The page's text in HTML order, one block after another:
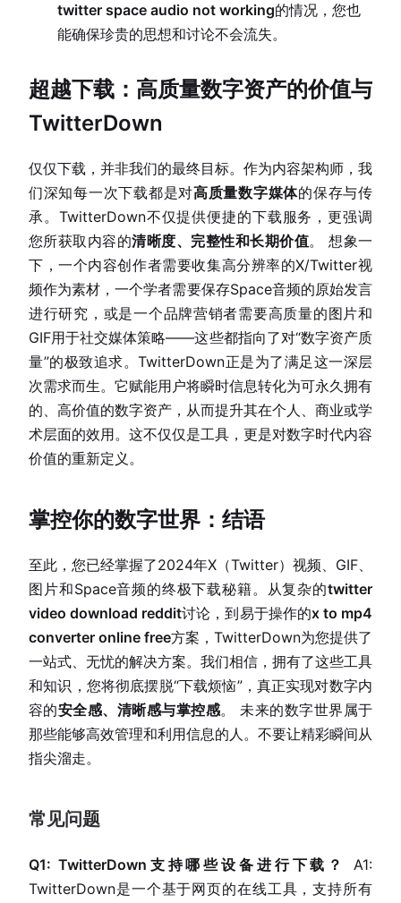
twitter space audio not working的情况，您也
能确保珍贵的思想和讨论不会流失。
超越下载：高质量数字资产的价值与
TwitterDown
仅仅下载，并非我们的最终目标。作为内容架构师，我
们深知每一次下载都是对高质量数字媒体的保存与传
承。TwitterDown不仅提供便捷的下载服务，更强调
您所获取内容的清晰度、完整性和长期价值。 想象一
下，一个内容创作者需要收集高分辨率的X/Twitter视
频作为素材，一个学者需要保存Space音频的原始发言
进行研究，或是一个品牌营销者需要高质量的图片和
GIF用于社交媒体策略——这些都指向了对“数字资产质
量”的极致追求。TwitterDown正是为了满足这一深层
次需求而生。它赋能用户将瞬时信息转化为可永久拥有
的、高价值的数字资产，从而提升其在个人、商业或学
术层面的效用。这不仅仅是工具，更是对数字时代内容
价值的重新定义。
掌控你的数字世界：结语
至此，您已经掌握了2024年X（Twitter）视频、GIF、
图片和Space音频的终极下载秘籍。从复杂的twitter
video download reddit讨论，到易于操作的x to mp4
converter online free方案，TwitterDown为您提供了
一站式、无忧的解决方案。我们相信，拥有了这些工具
和知识，您将彻底摆脱“下载烦恼”，真正实现对数字内
容的安全感、清晰感与掌控感。 未来的数字世界属于
那些能够高效管理和利用信息的人。不要让精彩瞬间从
指尖溜走。
常见问题
Q1: TwitterDown支持哪些设备进行下载？
A1:
TwitterDown是一个基于网页的在线工具，支持所有